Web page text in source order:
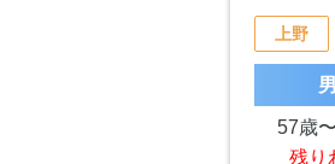
上野
57歳
残り